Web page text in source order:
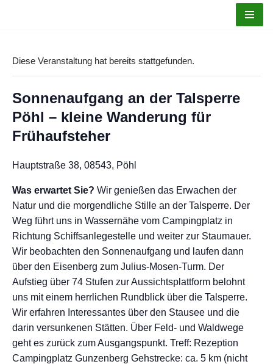
springen
Diese Veranstaltung hat bereits stattgefunden.
Sonnenaufgang an der Talsperre
Pöhl – kleine Wanderung für
Frühaufsteher
Hauptstraße 38, 08543, Pöhl
Was erwartet Sie? Wir genießen das Erwachen der
Natur und die morgendliche Stille an der Talsperre. Der
Weg führt uns in Wassernähe vom Campingplatz in
Richtung Schiffsanlegestelle und weiter zur Staumauer.
Wir beobachten den Sonnenaufgang und laufen dann
über den Eisenberg zum Julius-Mosen-Turm. Der
Aufstieg über 74 Stufen zur Aussichtsplattform belohnt
uns mit einem herrlichen Rundblick über die Talsperre.
Wir erfahren Interessantes über den Stausee und die
darin versunkenen Stätten. Über Feld- und Waldwege
geht es zurück zum Ausgangspunkt. Treff: Rezeption
Campingplatz Gunzenberg Gehstrecke: ca. 5 km (nicht